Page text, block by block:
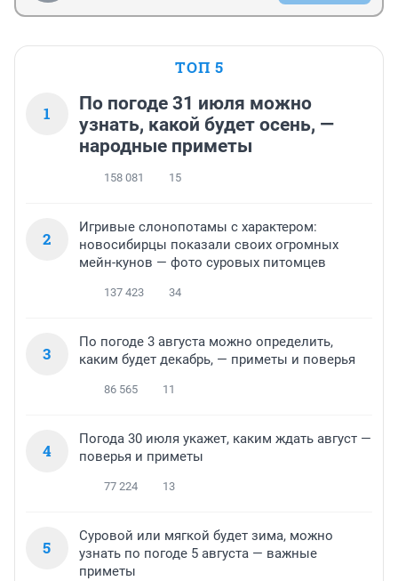
ТОП 5
1
По погоде 31 июля можно
узнать, какой будет осень, —
народные приметы
158 081 15
2
Игривые слонопотамы с характером:
новосибирцы показали своих огромных
мейн-кунов — фото суровых питомцев
137 423 34
3
По погоде 3 августа можно определить,
каким будет декабрь, — приметы и поверья
86 565 11
4
Погода 30 июля укажет, каким ждать август —
поверья и приметы
77 224 13
5
Суровой или мягкой будет зима, можно
узнать по погоде 5 августа — важные
приметы